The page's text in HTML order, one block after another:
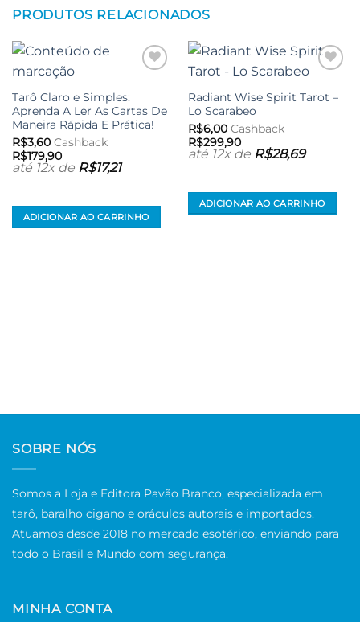
PRODUTOS RELACIONADOS
aos meus
desejos
Tarô Claro e Simples:
Aprenda A Ler As Cartas De
Maneira Rápida E Prática!
R$3,60Cashback
R$179,90
até 12x de R$17,21
ADICIONAR AO CARRINHO
aos meus
desejos
Radiant Wise Spirit Tarot –
Lo Scarabeo
R$6,00Cashback
R$299,90
até 12x de R$28,69
ADICIONAR AO CARRINHO
SOBRE NÓS
Somos a Loja e Editora Pavão Branco, especializada em
tarô, baralho cigano e oráculos autorais e importados.
Atuamos desde 2018 no mercado esotérico, enviando para
todo o Brasil e Mundo com segurança.
MINHA CONTA